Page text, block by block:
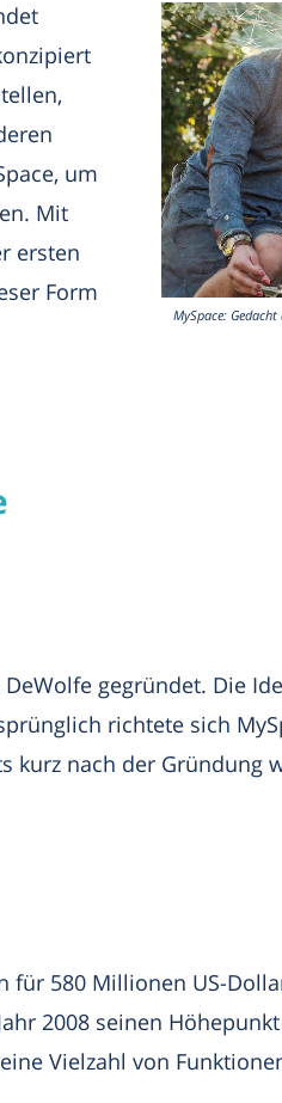
um
Mit
ersten
Form
MySpace:
gegründet. Die
richtete sich
kurz nach der Gründung
für 580 Millionen US-
2008 seinen
Vielzahl von